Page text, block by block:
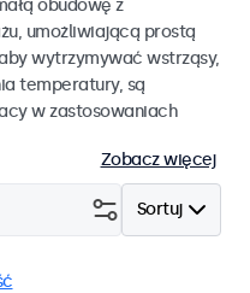
obudowę z
umożliwiającą prostą
wytrzymywać wstrząsy,
temperatury, są
w zastosowaniach
Zobacz więcej
Sortuj